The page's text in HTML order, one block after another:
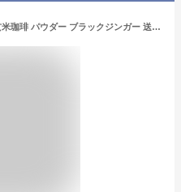
玄米コーヒー 有機JAS 100g 玄米珈琲 パウダー ブラックジンガー 送料無料 農薬不使用 オーガニック 無農薬 国産 ヴィーガン ビーガン 温活 玄米 コーヒー 粉末 ダイエット デカフェ ノンカフェイン ギフト お礼 妊婦 女性